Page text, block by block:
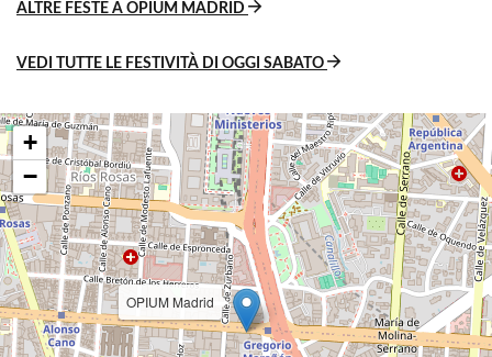
ALTRE FESTE A OPIUM MADRID
VEDI TUTTE LE FESTIVITÀ DI OGGI SABATO